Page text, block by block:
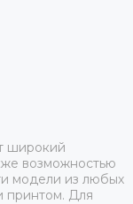
широкий
возможностью
модели из любых
принтом. Для